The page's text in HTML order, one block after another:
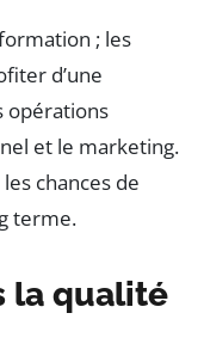
; les
d’une
opérations
et le marketing.
chances de
terme.
la qualité